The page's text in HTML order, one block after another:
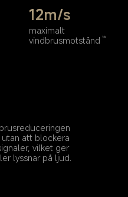
12m/s
maximalt
vindbrusmotstånd
tio
utan att blockera
vilket ger
lyssnar på ljud.